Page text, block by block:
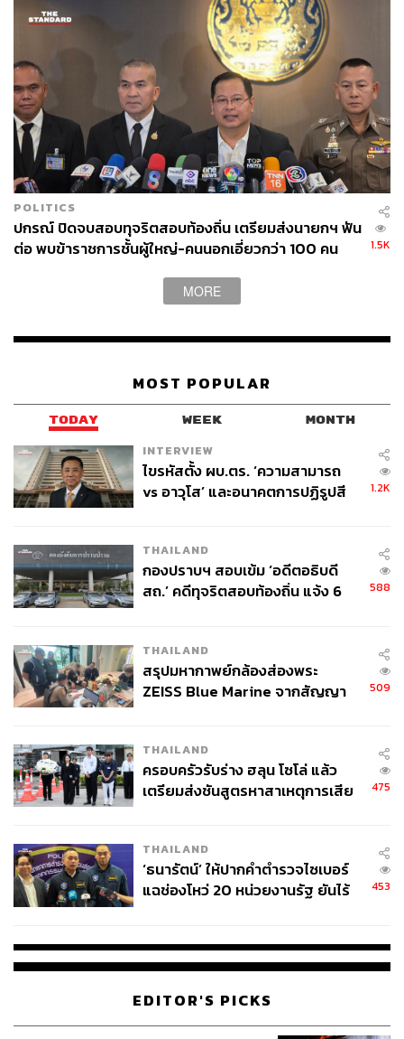
POLITICS
ปกรณ์ ปิดจบสอบทุจริตสอบท้องถิ่น เตรียมส่งนายกฯ ฟัน
ต่อ พบข้าราชการชั้นผู้ใหญ่-คนนอกเอี่ยวกว่า 100 คน
1.5K
MORE
MOST POPULAR
TODAY WEEK MONTH
INTERVIEW
ไขรหัสตั้ง ผบ.ตร. ‘ความสามารถ
vs อาวุโส’ และอนาคตการปฏิรูปสี
1.2K
THAILAND
กองปราบฯ สอบเข้ม ‘อดีตอธิบดี
สถ.’ คดีทุจริตสอบท้องถิ่น แจ้ง 6
588
THAILAND
สรุปมหากาพย์กล้องส่องพระ
ZEISS Blue Marine จากสัญญา
จ่ายหนี้-แอบระบุแบรนด์
509
THAILAND
ครอบครัวรับร่าง ฮลุน โซโล่ แล้ว
เตรียมส่งชันสูตรหาสาเหตุการเสีย
475
THAILAND
‘ธนารัตน์’ ให้ปากคำตำรวจไซเบอร์
แฉช่องโหว่ 20 หน่วยงานรัฐ ยันไร้
453
EDITOR'S PICKS